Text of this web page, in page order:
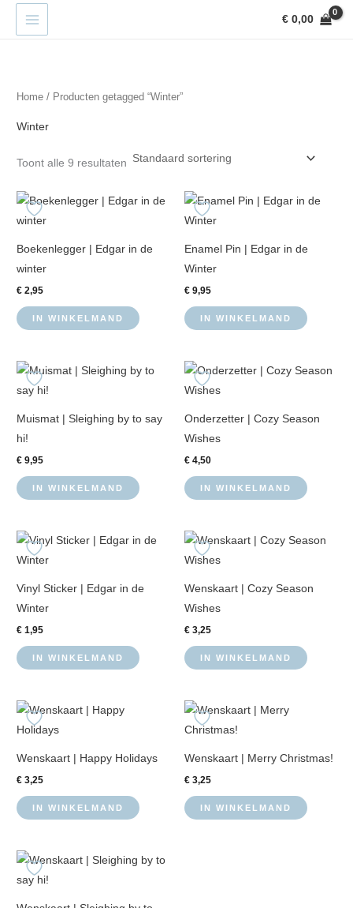
€0,00
Home / Producten getagged “Winter”
Winter
Toont alle 9 resultaten
Boekenlegger | Edgar in de
winter
€ 2,95
IN WINKELMAND
Enamel Pin | Edgar in de
Winter
€ 9,95
IN WINKELMAND
Muismat | Sleighing by to say
hi!
€ 9,95
IN WINKELMAND
Onderzetter | Cozy Season
Wishes
€ 4,50
IN WINKELMAND
Vinyl Sticker | Edgar in de
Winter
€ 1,95
IN WINKELMAND
Wenskaart | Cozy Season
Wishes
€ 3,25
IN WINKELMAND
Wenskaart | Happy Holidays
€ 3,25
IN WINKELMAND
Wenskaart | Merry Christmas!
€ 3,25
IN WINKELMAND